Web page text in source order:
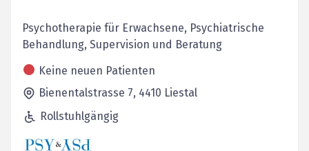
Psychotherapie für Erwachsene, Psychiatrische
Behandlung, Supervision und Beratung
Keine neuen Patienten
Bienentalstrasse 7, 4410 Liestal
Rollstuhlgängig